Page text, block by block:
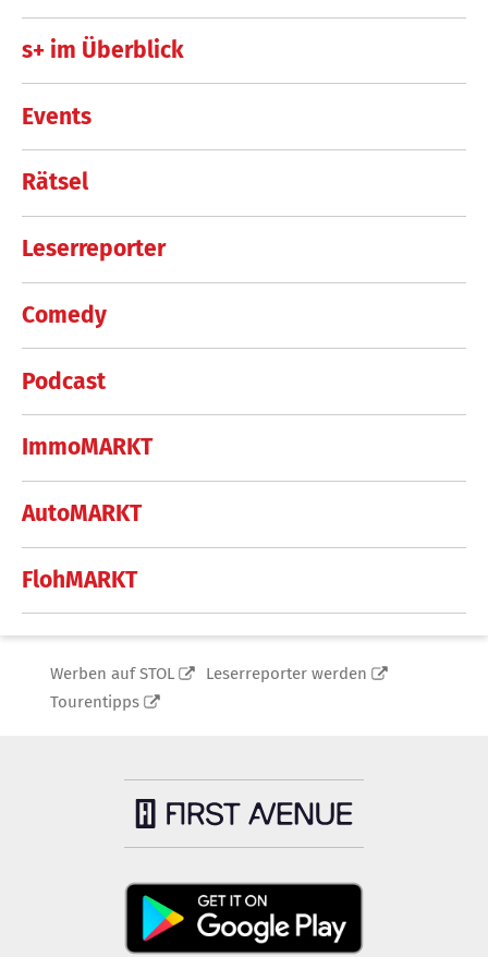
s+ im Überblick
Events
Rätsel
Leserreporter
Comedy
Podcast
ImmoMARKT
AutoMARKT
FlohMARKT
Werben auf STOL
Leserreporter werden
Tourentipps